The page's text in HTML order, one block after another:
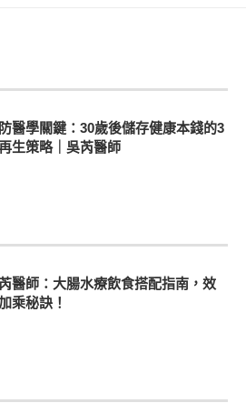
醫學關鍵：30歲後儲存健康本錢的3
生策略｜吳芮醫師
醫師：大腸水療飲食搭配指南，效
乘秘訣！